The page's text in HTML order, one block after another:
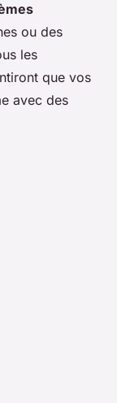
ou des
les
que vos
avec des